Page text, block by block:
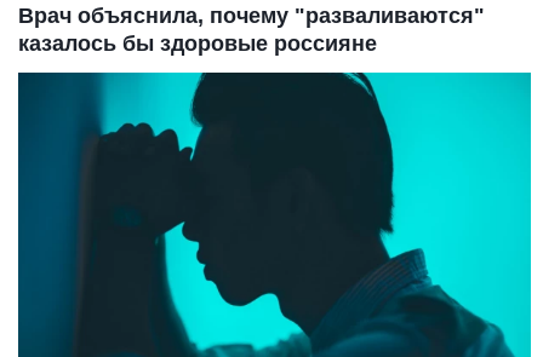
Врач объяснила, почему "разваливаются"
казалось бы здоровые россияне